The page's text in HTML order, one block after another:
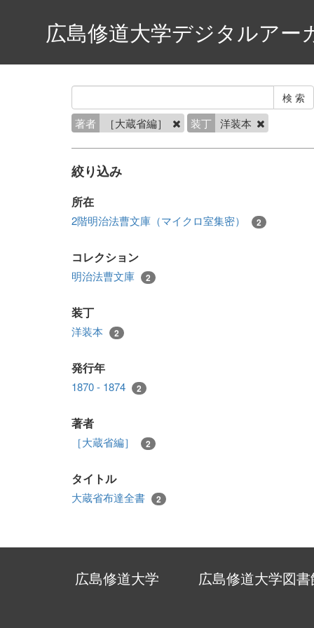
広島修道大学デジタルアー
著者 ［大蔵省編］ 装丁 洋装本
絞り込み
所在
2階明治法曹文庫（マイクロ室集密） 2
コレクション
明治法曹文庫 2
装丁
洋装本 2
発行年
1870 - 1874 2
著者
［大蔵省編］ 2
タイトル
大蔵省布達全書 2
広島修道大学 広島修道大学図